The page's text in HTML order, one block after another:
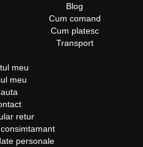
Blog
Cum comand
Cum platesc
Transport
meu
meu
retur
personale